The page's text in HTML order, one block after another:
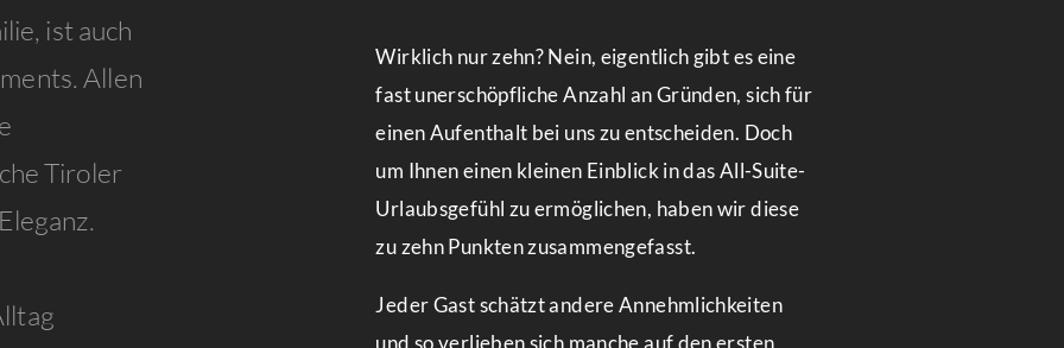
ist auch
Allen
Tiroler
Wirklich nur zehn? Nein, eigentlich gibt es eine
fast unerschöpfliche Anzahl an Gründen, sich für
einen Aufenthalt bei uns zu entscheiden. Doch
um Ihnen einen kleinen Einblick in das All-Suite-
Urlaubsgefühl zu ermöglichen, haben wir diese
zu zehn Punkten zusammengefasst.
Jeder Gast schätzt andere Annehmlichkeiten
und so verlieben sich manche auf den ersten